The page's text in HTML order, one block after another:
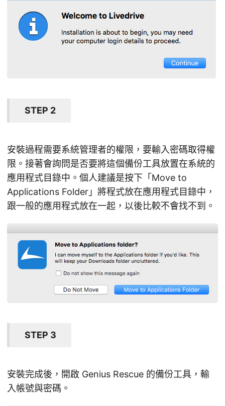
STEP 2
安裝過程需要系統管理者的權限，要輸入密碼取得權
限。接著會詢問是否要將這個備份工具放置在系統的
應用程式目錄中。個人建議是按下「Move to
Applications Folder」將程式放在應用程式目錄中，
跟一般的應用程式放在一起，以後比較不會找不到。
STEP 3
安裝完成後，開啟 Genius Rescue 的備份工具，輸
入帳號與密碼。